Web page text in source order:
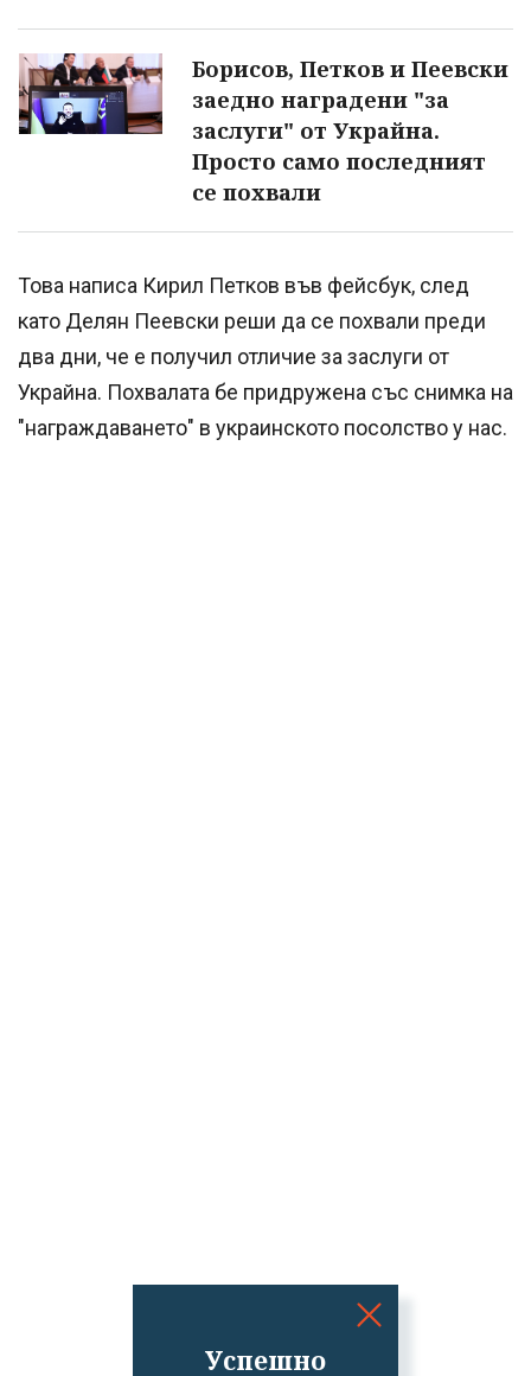
Успешно
Борисов, Петков и Пеевски
заедно наградени "за
заслуги" от Украйна.
Просто само последният
се похвали
Това написа Кирил Петков във фейсбук, след
като Делян Пеевски реши да се похвали преди
два дни, че е получил отличие за заслуги от
Украйна. Похвалата бе придружена със снимка на
"награждаването" в украинското посолство у нас.